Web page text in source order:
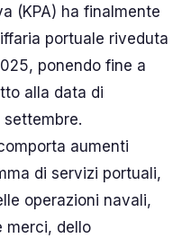
(KPA) ha finalmente
portuale riveduta
ponendo fine a
alla data di
aumenti
di servizi portuali,
operazioni navali,
merci, dello